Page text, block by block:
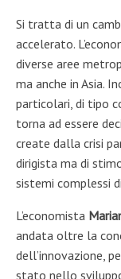
Si tratta di un
accelerato.
diverse aree
ma anche in Asia.
particolari, di tipo
torna ad essere
create dalla crisi
dirigista ma di
sistemi complessi
L’economista
andata oltre la
dell’innovazione,
stato nello